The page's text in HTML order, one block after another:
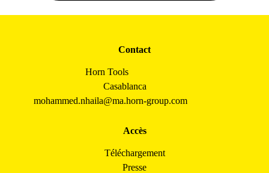
Contact
Horn Tools
Casablanca
mohammed.nhaila@ma.horn-group.com
Accès
Téléchargement
Presse